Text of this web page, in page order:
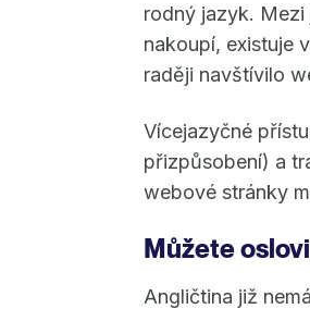
rodný jazyk.
nakoupí, existuje
raději navštívilo
Vícejazyčné
přizpůsobení) a
webové stránky
Můžete
Angličtina již